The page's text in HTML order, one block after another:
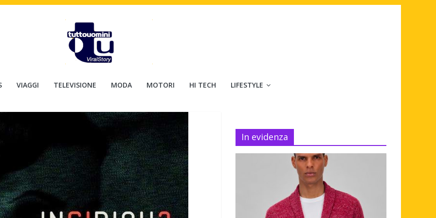
VIAGGI TELEVISIONE MODA MOTORI HI TECH LIFESTYLE
In evidenza